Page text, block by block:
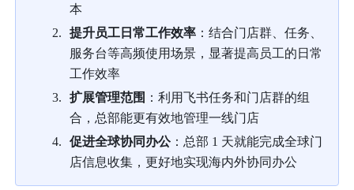
本
提升员工日常工作效率 ：结合门店群、任务、
服务台等高频使用场景，显著提高员工的日常
工作效率
扩展管理范围 ：利用飞书任务和门店群的组
合，总部能更有效地管理一线门店
促进全球协同办公 ： 总部 1 天就能完成全球门
店信息收集，更好地实现海内外协同办公